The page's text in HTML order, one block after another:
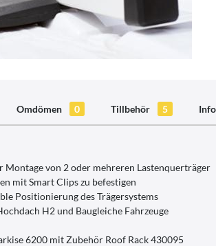
Omdömen 0 Tillbehör 5
Montage von 2 oder mehreren Lastenquerträger
mit Smart Clips zu befestigen
Positionierung des Trägersystems
H2 und Baugleiche Fahrzeuge
6200 mit Zubehör Roof Rack 430095